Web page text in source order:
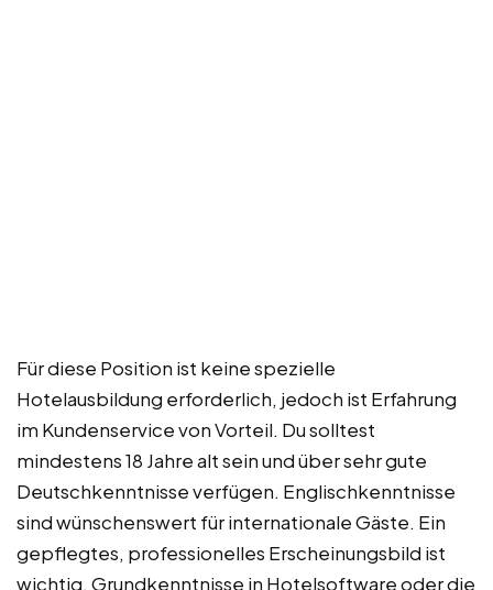
Für diese Position ist keine spezielle
Hotelausbildung erforderlich, jedoch ist Erfahrung
im Kundenservice von Vorteil. Du solltest
mindestens 18 Jahre alt sein und über sehr gute
Deutschkenntnisse verfügen. Englischkenntnisse
sind wünschenswert für internationale Gäste. Ein
gepflegtes, professionelles Erscheinungsbild ist
wichtig. Grundkenntnisse in Hotelsoftware oder die